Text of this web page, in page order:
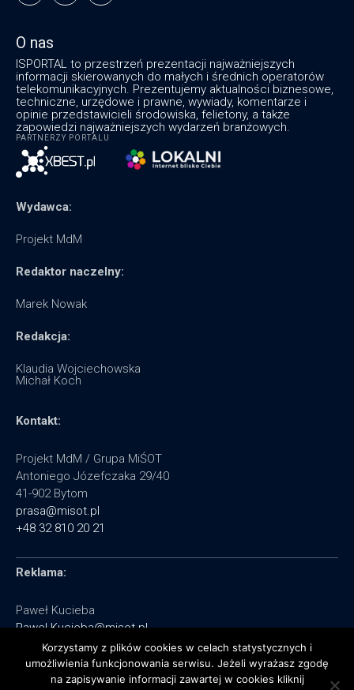
O nas
ISPORTAL to przestrzeń prezentacji najważniejszych
informacji skierowanych do małych i średnich operatorów
telekomunikacyjnych. Prezentujemy aktualności biznesowe,
techniczne, urzędowe i prawne, wywiady, komentarze i
opinie przedstawicieli środowiska, felietony, a także
zapowiedzi najważniejszych wydarzeń branżowych.
PARTNERZY PORTALU
Wydawca:
Projekt MdM
Redaktor naczelny:
Marek Nowak
Redakcja:
Klaudia Wojciechowska
Michał Koch
Kontakt:
Projekt MdM / Grupa MiŚOT
Antoniego Józefczaka 29/40
41-902 Bytom
prasa@misot.pl
+48 32 810 20 21
Reklama:
Paweł Kucieba
Pawel.Kucieba@misot.pl
+48 602 495 064
Korzystamy z plików cookies w celach statystycznych i
umożliwienia funkcjonowania serwisu. Jeżeli wyrażasz zgodę
na zapisywanie informacji zawartej w cookies kliknij